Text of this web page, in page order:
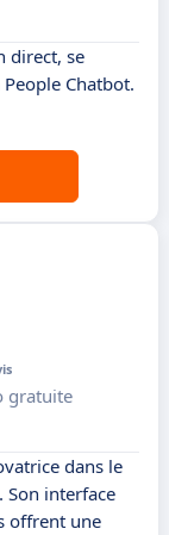
direct, se
Chatbot.
gratuite
dans le
Son interface
offrent une